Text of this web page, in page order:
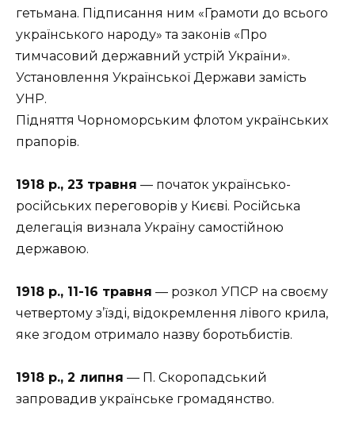
гетьмана. Підписання ним «Грамоти до всього
українського народу» та законів «Про
тимчасовий державний устрій України».
Установлення Української Держави замість
УНР.
Підняття Чорноморським флотом українських
прапорів.
1918 р., 23 травня — початок українсько-
російських переговорів у Києві. Російська
делегація визнала Україну самостійною
державою.
1918 р., 11-16 травня — розкол УПСР на своєму
четвертому з’їзді, відокремлення лівого крила,
яке згодом отримало назву боротьбистів.
1918 р., 2 липня — П. Скоропадський
запровадив українське громадянство.